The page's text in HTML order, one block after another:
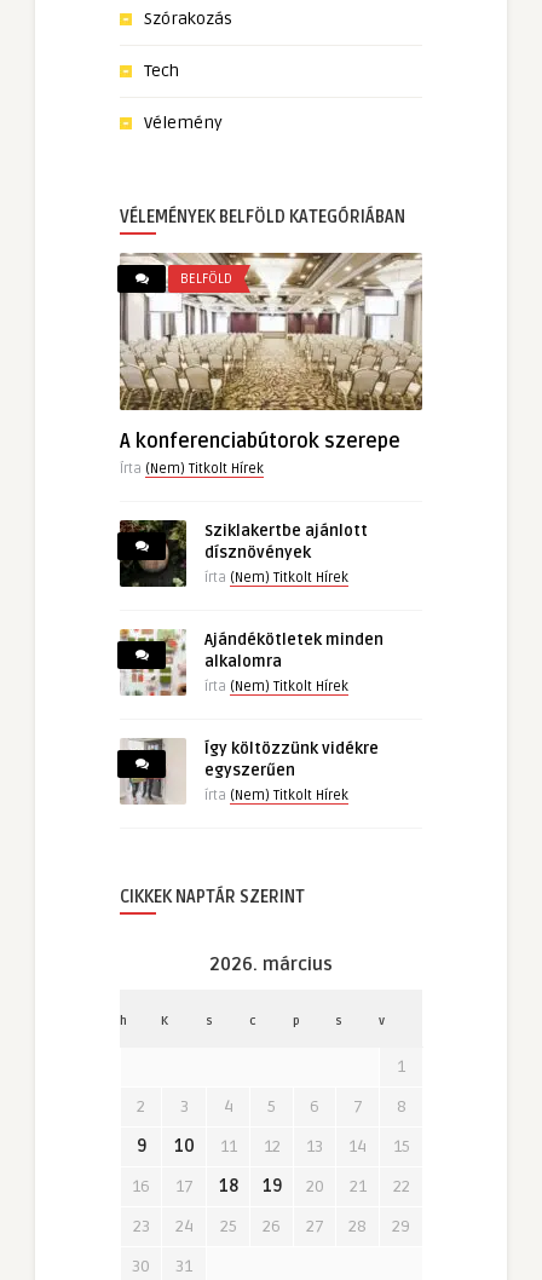
Szórakozás
Tech
Vélemény
VÉLEMÉNYEK BELFÖLD KATEGÓRIÁBAN
BELFÖLD
A konferenciabútorok szerepe
Írta (Nem) Titkolt Hírek
Sziklakertbe ajánlott
dísznövények
írta (Nem) Titkolt Hírek
Ajándékötletek minden
alkalomra
írta (Nem) Titkolt Hírek
Így költözzünk vidékre
egyszerűen
írta (Nem) Titkolt Hírek
CIKKEK NAPTÁR SZERINT
2026. március
h K s c p s v
1
2
3 4 5 6 7
8
9
10 11 12 13 14
15
16
17 18 19 20 21
22
23
24 25 26 27 28
29
30
31